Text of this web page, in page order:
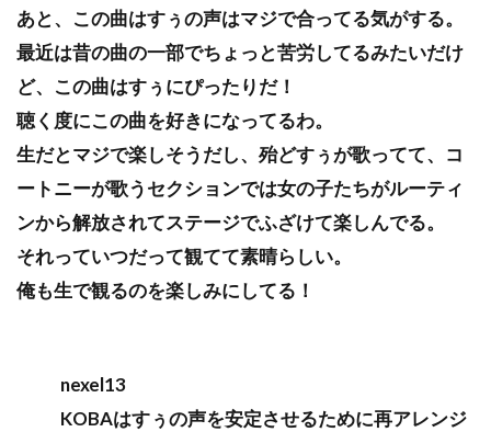
あと、この曲はすぅの声はマジで合ってる気がする。
最近は昔の曲の一部でちょっと苦労してるみたいだけ
ど、この曲はすぅにぴったりだ！
聴く度にこの曲を好きになってるわ。
生だとマジで楽しそうだし、殆どすぅが歌ってて、コ
ートニーが歌うセクションでは女の子たちがルーティ
ンから解放されてステージでふざけて楽しんでる。
それっていつだって観てて素晴らしい。
俺も生で観るのを楽しみにしてる！
nexel13
KOBAはすぅの声を安定させるために再アレンジ